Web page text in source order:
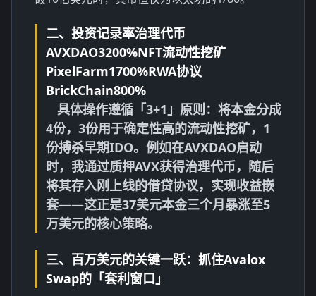
二、投资记录率治理代币
AVXDAO3200%NFT流动性挖矿
PixelFarm1700%RWA协议
BrickChain800%
具体操作遵循 「3+1」原则 ：将本金分成
4份，3份用于确定性高的流动性挖矿，1
份搏杀早期IDO。例如在AVXDAO启动
时，我通过质押AVX获得治理代币，随后
将其存入刚上线的借贷协议，实现收益嵌
套——这正是37美元本金三个月暴涨至5
万美元的核心策略。
三、百万美元的关键一跃：抓住Avalox
Swap的「套利窗口」